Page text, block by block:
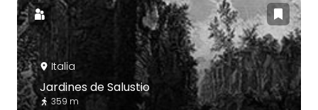
Italia
Jardines de Salustio
359 m